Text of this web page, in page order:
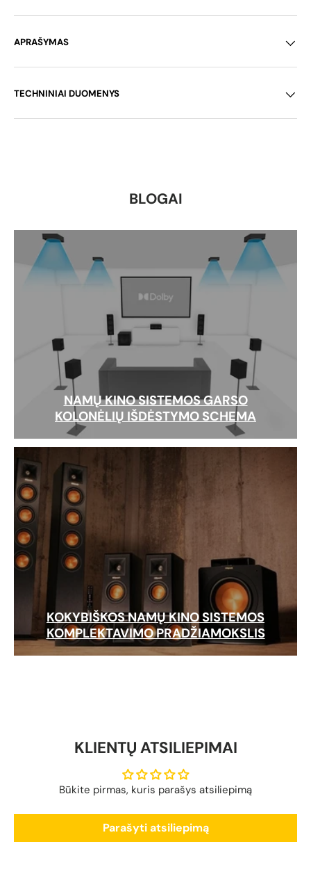
APRAŠYMAS
TECHNINIAI DUOMENYS
BLOGAI
NAMŲ KINO SISTEMOS GARSO
KOLONĖLIŲ IŠDĖSTYMO SCHEMA
KOKYBIŠKOS NAMŲ KINO SISTEMOS
KOMPLEKTAVIMO PRADŽIAMOKSLIS
KLIENTŲ ATSILIEPIMAI
Būkite pirmas, kuris parašys atsiliepimą
Parašyti atsiliepimą